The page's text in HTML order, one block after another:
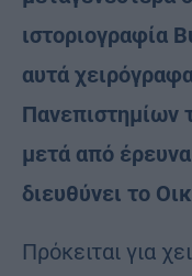
ιστοριογραφία
αυτά
Πανεπιστημίων
μετά από
διευθύνει το
Πρόκειται για